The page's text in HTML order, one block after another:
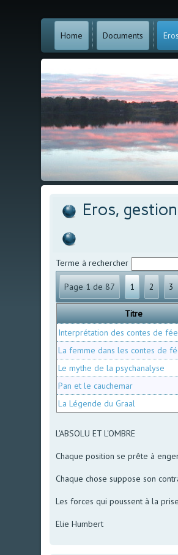
Home Documents Eros
Eros,
Terme à rechercher
Page 1 de 87 1 2 3
Titre
Interprétation des contes de
La femme dans les contes de
Le mythe de la psychanalyse
Pan et le cauchemar
La Légende du Graal
L'ABSOLU ET L'OMBRE
Chaque position se prête à
Chaque chose suppose son
Les forces qui poussent à la
Elie Humbert